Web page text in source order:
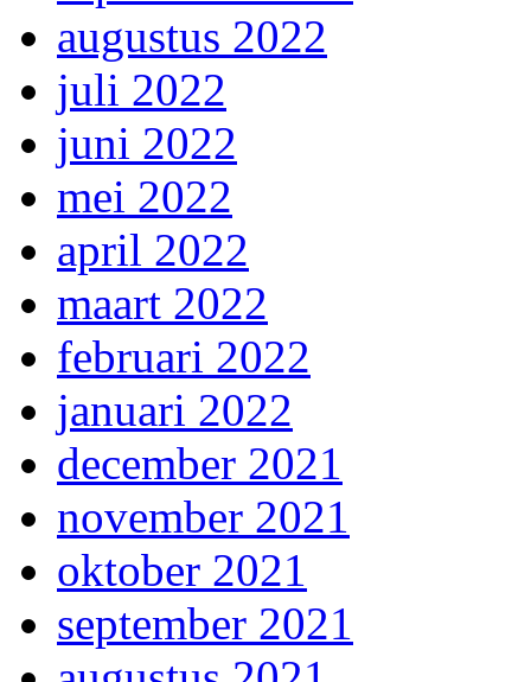
augustus 2022
juli 2022
juni 2022
mei 2022
april 2022
maart 2022
februari 2022
januari 2022
december 2021
november 2021
oktober 2021
september 2021